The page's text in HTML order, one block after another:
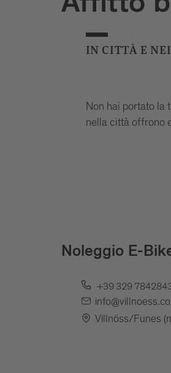
Affitto
IN CITTÀ E
Non hai portato la
nella città offrono
Noleggio E-
+39 329
Villnöss/Funes